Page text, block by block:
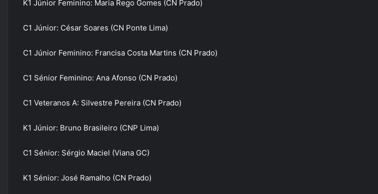
K1 Júnior Feminino: Maria Rego Gomes (CN Prado)
C1 Júnior: César Soares (CN Ponte Lima)
C1 Júnior Feminino: Francisa Costa Martins (CN Prado)
C1 Sénior Feminino: Ana Afonso (CN Prado)
C1 Veteranos A: Silvestre Pereira (CN Prado)
K1 Júnior: Bruno Brasileiro (CNP Lima)
C1 Sénior: Sérgio Maciel (Viana GC)
K1 Sénior: José Ramalho (CN Prado)